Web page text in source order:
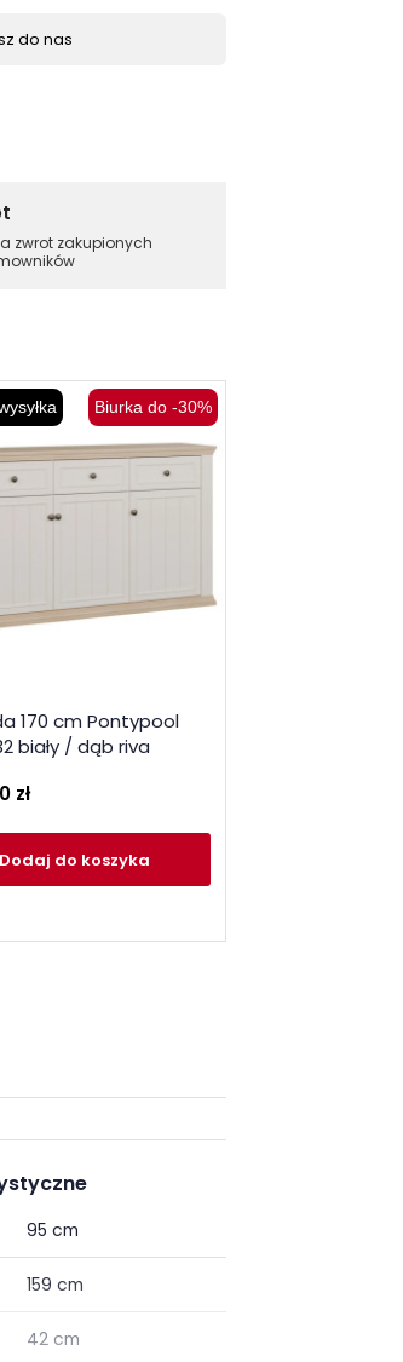
do nas
zwrot zakupionych
Biurka do -30%
170 cm Pontypool
biały / dąb riva
zł
Dodaj do koszyka
95 cm
159 cm
42 cm